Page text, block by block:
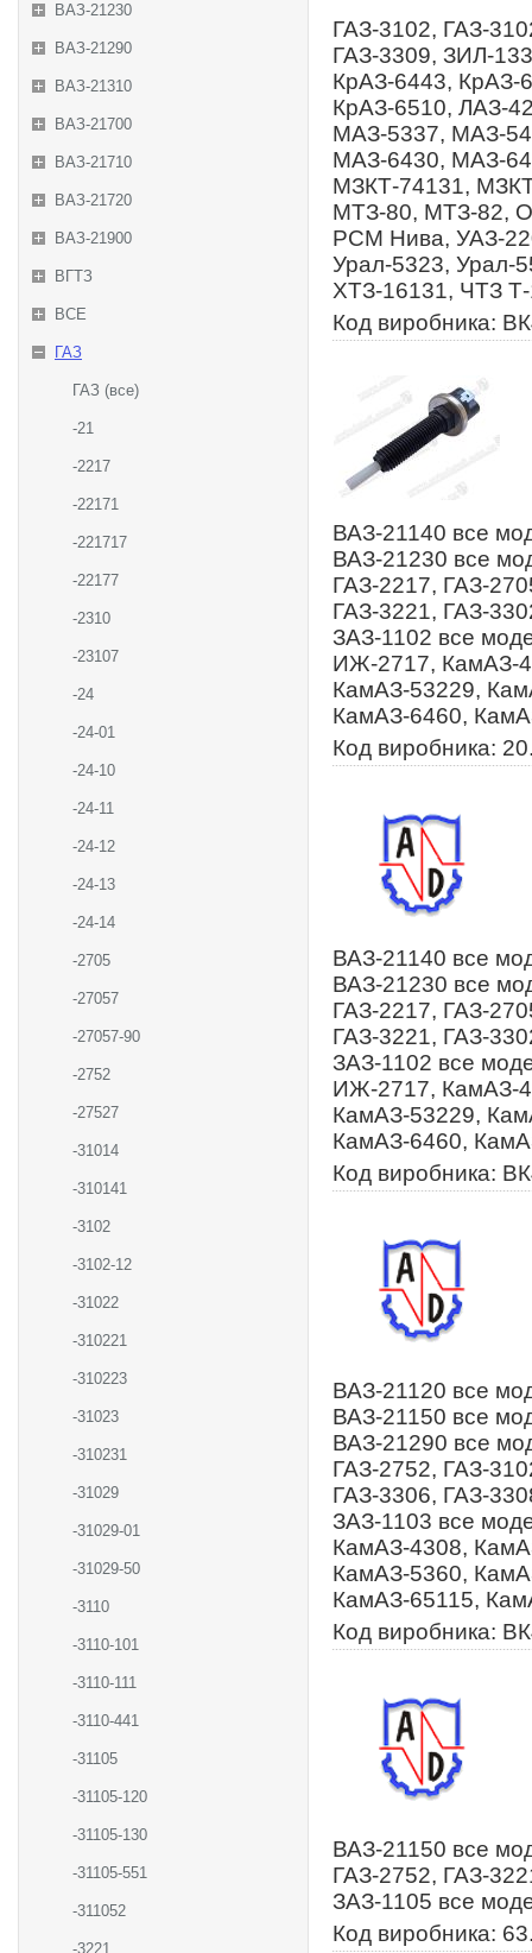
ВАЗ-21230
ВАЗ-21290
ВАЗ-21310
ВАЗ-21700
ВАЗ-21710
ВАЗ-21720
ВАЗ-21900
ВГТЗ
ВСЕ
ГАЗ
ГАЗ (все)
-21
-2217
-22171
-221717
-22177
-2310
-23107
-24
-24-01
-24-10
-24-11
-24-12
-24-13
-24-14
-2705
-27057
-27057-90
-2752
-27527
-31014
-310141
-3102
-3102-12
-31022
-310221
-310223
-31023
-310231
-31029
-31029-01
-31029-50
-3110
-3110-101
-3110-111
-3110-441
-31105
-31105-120
-31105-130
-31105-551
-311052
-3221
ГАЗ-3102, ГАЗ-
ГАЗ-3309, ЗИЛ-
КрАЗ-6443, КрАЗ-
КрАЗ-6510, ЛАЗ-
МАЗ-5337, МАЗ-
МАЗ-6430, МАЗ-
МЗКТ-74131,
МТЗ-80, МТЗ-82,
РСМ Нива, УАЗ-
Урал-5323, Урал-
ХТЗ-16131, ЧТЗ
Код виробника:
ВАЗ-21140 все
ВАЗ-21230 все
ГАЗ-2217, ГАЗ-
ГАЗ-3221, ГАЗ-
ЗАЗ-1102 все
ИЖ-2717, КамАЗ-
КамАЗ-53229,
КамАЗ-6460,
Код виробника:
ВАЗ-21140 все
ВАЗ-21230 все
ГАЗ-2217, ГАЗ-
ГАЗ-3221, ГАЗ-
ЗАЗ-1102 все
ИЖ-2717, КамАЗ-
КамАЗ-53229,
КамАЗ-6460,
Код виробника:
ВАЗ-21120 все
ВАЗ-21150 все
ВАЗ-21290 все
ГАЗ-2752, ГАЗ-
ГАЗ-3306, ГАЗ-
ЗАЗ-1103 все
КамАЗ-4308,
КамАЗ-5360,
КамАЗ-65115,
Код виробника:
ВАЗ-21150 все
ГАЗ-2752, ГАЗ-
ЗАЗ-1105 все
Код виробника: